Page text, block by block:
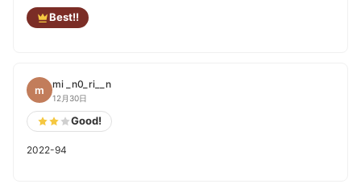
Best!!
m mi _n0_ri__n
12月30日
Good!
2022-94